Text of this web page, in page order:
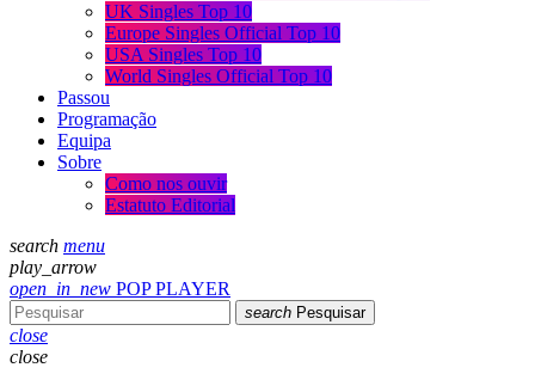
UK Singles Top 10
Europe Singles Official Top 10
USA Singles Top 10
World Singles Official Top 10
Passou
Programação
Equipa
Sobre
Como nos ouvir
Estatuto Editorial
search menu
play_arrow
open_in_new POP PLAYER
search Pesquisar
close
close